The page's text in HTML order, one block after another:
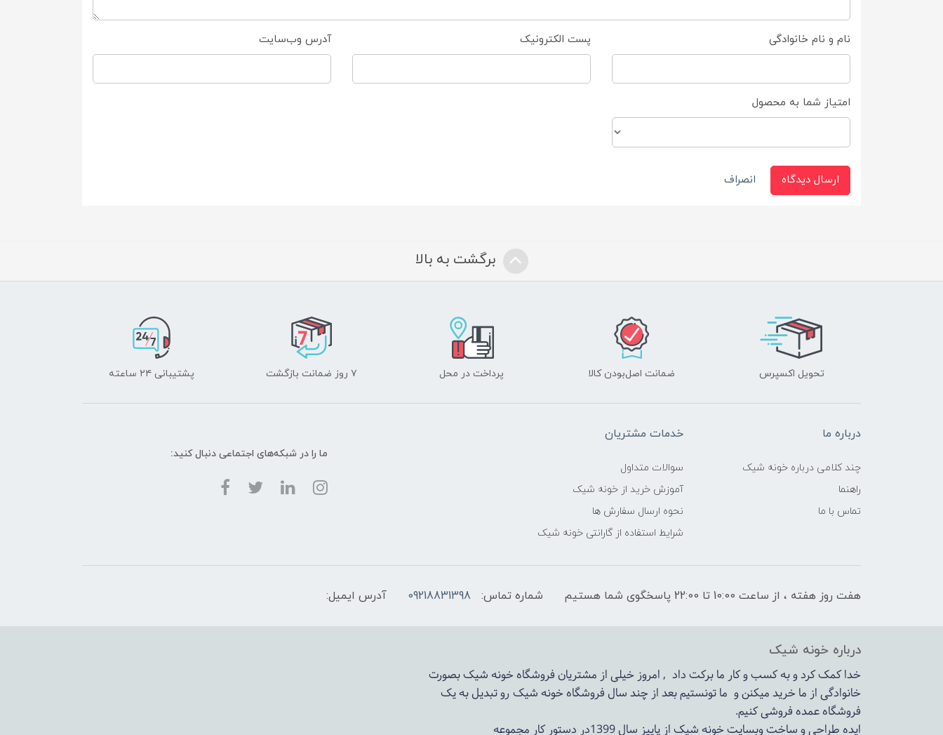
نام و نام خانوادگی پست الکترونیک آدرس وب‌سایت
امتیاز شما به محصول
ارسال دیدگاه انصراف
برگشت به بالا
تحویل اکسپرس ضمانت اصل‌بودن کالا پرداخت در محل ۷ روز ضمانت بازگشت پشتیبانی ۲۴ ساعته
درباره ما
چند کلامی درباره خونه شیک
راهنما
تماس با ما
خدمات مشتریان
سوالات متداول
آموزش خرید از خونه شیک
نحوه ارسال سفارش ها
شرایط استفاده از گارانتی خونه شیک
ما را در شبکه‌های اجتماعی دنبال کنید:
هفت روز هفته ، از ساعت 10:00 تا 22:00 پاسخگوی شما هستیم شماره تماس: 09218831398 آدرس ایمیل:
درباره خونه شیک
خدا کمک کرد و به کسب و کار ما برکت داد , امروز خیلی از مشتریان فروشگاه خونه شیک بصورت
خانوادگی از ما خرید میکنن و ما تونستیم بعد از چند سال فروشگاهخونه شیکرو تبدیل به یک
فروشگاه عمده فروشی کنیم.
ایده طراحی و ساخت وبسایت خونه شیک از پاییز سال 1399در دستور کار مجموعه